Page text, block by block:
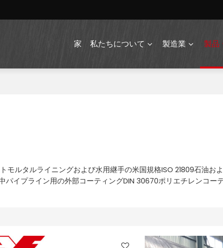
家 私たちについて 製造業 製品
モルタルライニングおよび水用継手の米国規格ISO 21809石油お
パイプライン用の外部コーティングDIN 30670ポリエチレンコー